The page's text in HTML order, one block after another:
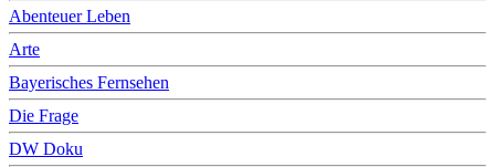
Abenteuer Leben
Arte
Bayerisches Fernsehen
Die Frage
DW Doku